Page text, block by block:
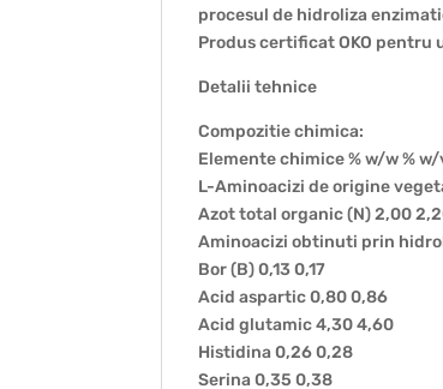
procesul de hidroliza
Produs certificat OKO
Detalii tehnice
Compozitie chimica:
Elemente chimice % w/w %
L-Aminoacizi de origine
Azot total organic (N) 2,00
Aminoacizi obtinuti prin
Bor (B) 0,13 0,17
Acid aspartic 0,80 0,86
Acid glutamic 4,30 4,60
Histidina 0,26 0,28
Serina 0,35 0,38